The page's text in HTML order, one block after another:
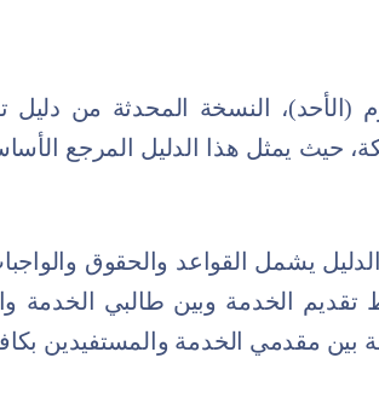
(الأحد)، النسخة المحدثة من دليل
حيث يمثل هذا الدليل المرجع
يشمل القواعد والحقوق
الخدمة وبين طالبي الخدمة
بين مقدمي الخدمة والمستفيدين